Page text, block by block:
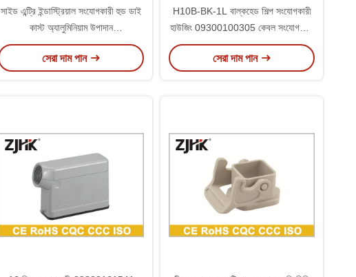
সাইড এন্ট্রি ইন্ডাস্ট্রিয়াল সংযোগকারী হুড ডাই
কাস্ট অ্যালুমিনিয়াম উপাদান
09300101521 H10B-SE-4B
সেরা দাম পান
H10B-BK-1L বাল্কহেড শিল্প সংযোগকারী
হাউজিং 09300100305 কেবল সংযোগকারী
IP65 এর জন্য
সেরা দাম পান